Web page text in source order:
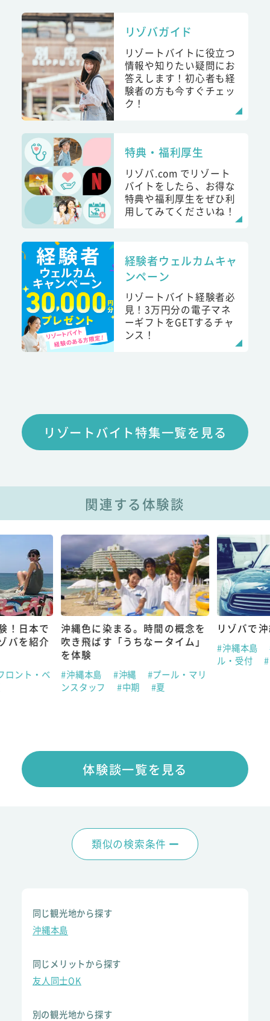
リゾバガイド
リゾートバイトに役立つ
情報や知りたい疑問にお
答えします！初心者も経
験者の方も今すぐチェッ
ク！
特典・福利厚生
リゾバ.com でリゾート
バイトをしたら、お得な
特典や福利厚生をぜひ利
用してみてくださいね！
経験者ウェルカムキャ
ンペーン
リゾートバイト経験者必
見！3万円分の電子マネ
ーギフトをGETするチャ
ンス！
リゾートバイト特集一覧を見る
関連する体験談
！日本で
バを紹介
ロント・ベ
沖縄色に染まる。時間の概念を
吹き飛ばす「うちなータイム」
を体験
#沖縄本島 #沖縄
#プール・マリ
ンスタッフ
#中期 #夏
リゾバで
#沖縄本島
ル・受付
体験談一覧を見る
類似の検索条件
同じ観光地から探す
沖縄本島
同じメリットから探す
友人同士OK
別の観光地から探す